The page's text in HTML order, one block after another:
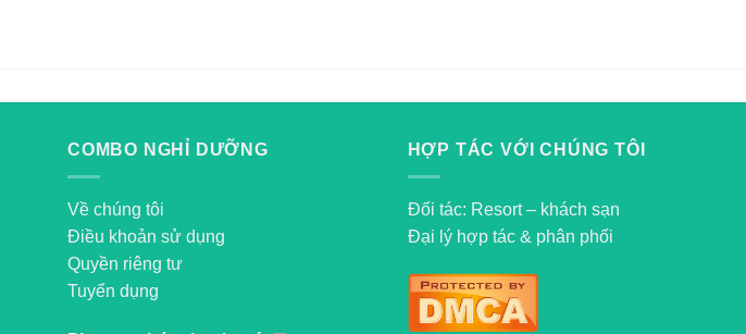
COMBO NGHỈ DƯỠNG
Về chúng tôi
Điều khoản sử dụng
Quyền riêng tư
Tuyển dụng
HỢP TÁC VỚI CHÚNG TÔI
Đối tác: Resort – khách sạn
Đại lý hợp tác & phân phối